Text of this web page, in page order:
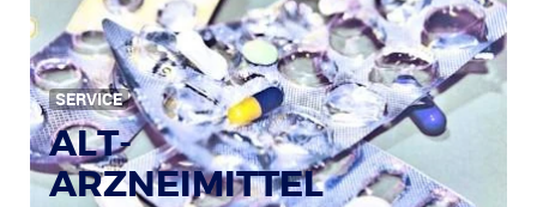
Bild: © Rainer Sturm / pixelio.de
SERVICE
ALT-
ARZNEIMITTEL